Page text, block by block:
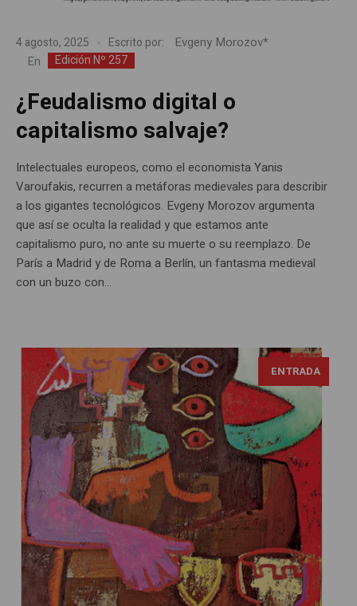
4 agosto, 2025 Escrito por: Evgeny Morozov*
En Edición Nº 257
¿Feudalismo digital o
capitalismo salvaje?
Intelectuales europeos, como el economista Yanis
Varoufakis, recurren a metáforas medievales para describir
a los gigantes tecnológicos. Evgeny Morozov argumenta
que así se oculta la realidad y que estamos ante
capitalismo puro, no ante su muerte o su reemplazo. De
París a Madrid y de Roma a Berlín, un fantasma medieval
con un buzo con...
ENTRADA